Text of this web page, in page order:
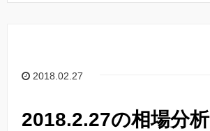
2018.02.27
2018.2.27の相場分析